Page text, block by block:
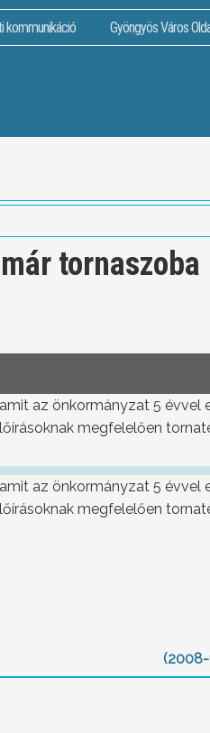
kommunikáció Gyöngyös Város
tornaszoba
az önkormányzat 5 évvel
megfelelően
az önkormányzat 5 évvel
megfelelően